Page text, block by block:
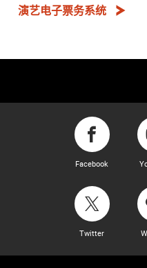
演艺电子票务系统
Facebook
Twitter